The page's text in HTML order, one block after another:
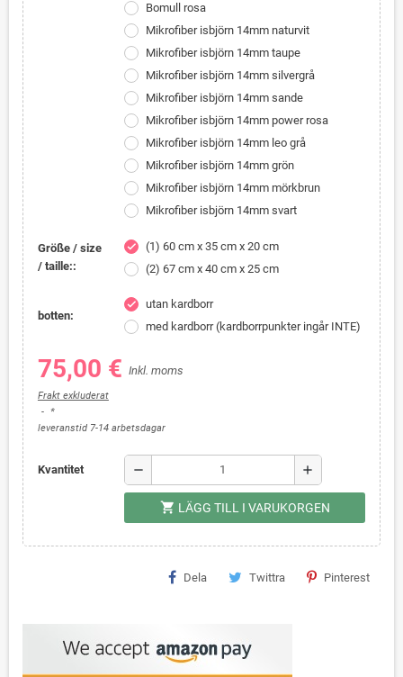
Bomull rosa
Mikrofiber isbjörn 14mm naturvit
Mikrofiber isbjörn 14mm taupe
Mikrofiber isbjörn 14mm silvergrå
Mikrofiber isbjörn 14mm sande
Mikrofiber isbjörn 14mm power rosa
Mikrofiber isbjörn 14mm leo grå
Mikrofiber isbjörn 14mm grön
Mikrofiber isbjörn 14mm mörkbrun
Mikrofiber isbjörn 14mm svart
Größe / size
/ taille::
check
(1) 60 cm x 35 cm x 20 cm
(2) 67 cm x 40 cm x 25 cm
botten:
check
utan kardborr
med kardborr (kardborrpunkter ingår INTE)
75,00 € Inkl. moms
Frakt exkluderat
*
leveranstid 7-14 arbetsdagar
Kvantitet remove add
shopping_cart LÄGG TILL I VARUKORGEN
Dela Twittra Pinterest